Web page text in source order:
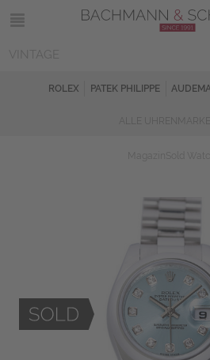
ROLEX PATEK PHILIPPE